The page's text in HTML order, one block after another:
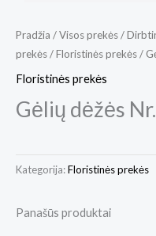
Pradžia /Visos prekės/
prekės/Floristinės prekės/
Floristinės prekės
Gėlių dėžės
Kategorija:Floristinės prekės
Panašūs produktai